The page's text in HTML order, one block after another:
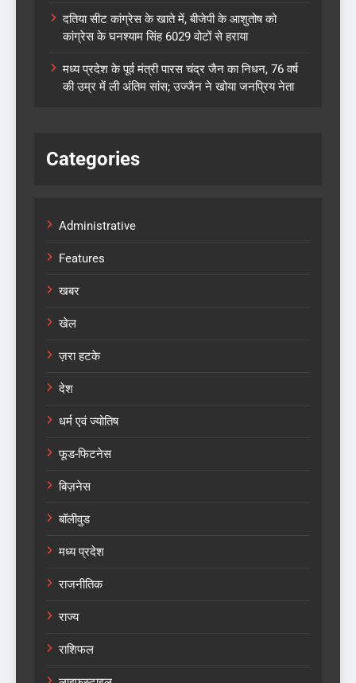
दतिया सीट कांग्रेस के खाते में, बीजेपी के आशुतोष को
कांग्रेस के घनश्याम सिंह 6029 वोटों से हराया
मध्य प्रदेश के पूर्व मंत्री पारस चंद्र जैन का निधन, 76 वर्ष
की उम्र में ली अंतिम सांस; उज्जैन ने खोया जनप्रिय नेता
Categories
Administrative
Features
खबर
खेल
ज़रा हटके
देश
धर्म एवं ज्योतिष
फूड-फिटनेस
बिज़नेस
बॉलीवुड
मध्य प्रदेश
राजनीतिक
राज्य
राशिफल